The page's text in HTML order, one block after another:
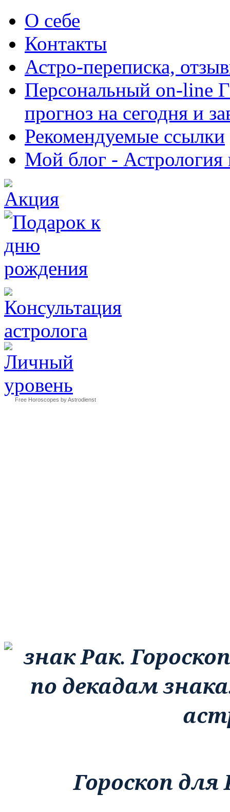
О себе
Контакты
Астро-переписка,
Персональный on-
прогноз на сегодня и
Рекомендуемые ссылки
Мой блог - Астрология
Free Horoscopes by Astrodienst
Гороскоп для